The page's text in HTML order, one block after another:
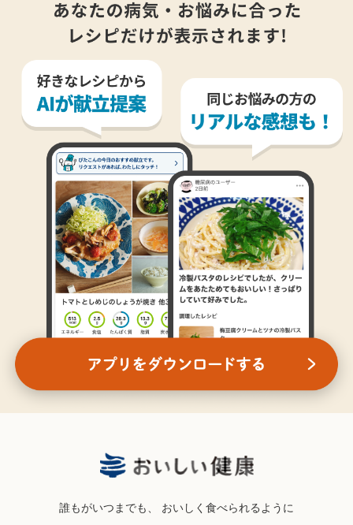
誰もがいつまでも、 おいしく食べられるように